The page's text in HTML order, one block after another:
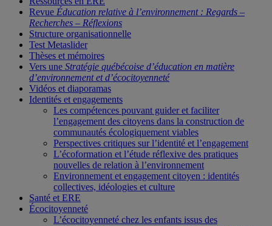
Revue Éducation relative à l’environnement : Regards –
Recherches – Réflexions
Structure organisationnelle
Test Metaslider
Thèses et mémoires
Vers une Stratégie québécoise d’éducation en matière
d’environnement et d’écocitoyenneté
Vidéos et diaporamas
Identités et engagements
Les compétences pouvant guider et faciliter
l’engagement des citoyens dans la construction de
communautés écologiquement viables
Perspectives critiques sur l’identité et l’engagement
L’écoformation et l’étude réflexive des pratiques
nouvelles de relation à l’environnement
Environnement et engagement citoyen : identités
collectives, idéologies et culture
Santé et ERE
Écocitoyenneté
L’écocitoyenneté chez les enfants issus des